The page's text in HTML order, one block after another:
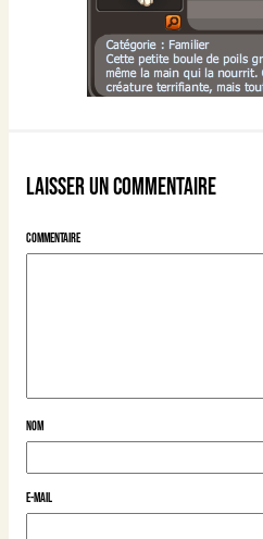
Laisser un commentaire
Commentaire
Nom
E-mail